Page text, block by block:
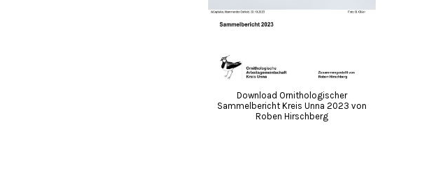
Download Ornithologischer
Sammelbericht Kreis Unna 2023 von
Roben Hirschberg